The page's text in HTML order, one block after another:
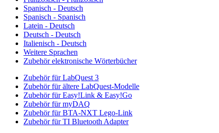
Spanisch - Deutsch
Spanisch - Spanisch
Latein - Deutsch
Deutsch - Deutsch
Italienisch - Deutsch
Weitere Sprachen
Zubehör elektronische Wörterbücher
Zubehör für LabQuest 3
Zubehör für ältere LabQuest-Modelle
Zubehör für Easy!Link & Easy!Go
Zubehör für myDAQ
Zubehör für BTA-NXT Lego-Link
Zubehör für TI Bluetooth Adapter